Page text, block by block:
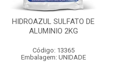
HIDROAZUL SULFATO DE
ALUMINIO 2KG
Código: 13365
Embalagem: UNIDADE